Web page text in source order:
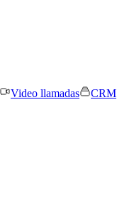
Video llamadas
CRM